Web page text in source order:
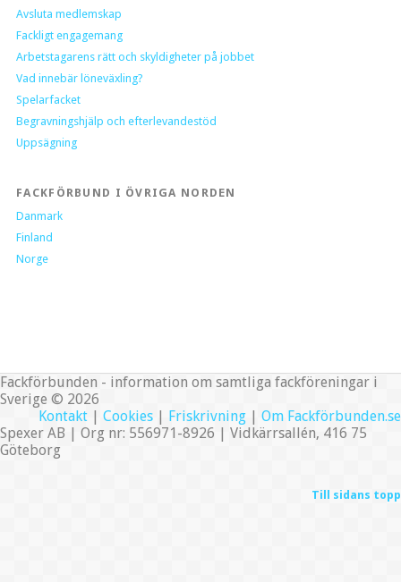
Avsluta medlemskap
Fackligt engagemang
Arbetstagarens rätt och skyldigheter på jobbet
Vad innebär löneväxling?
Spelarfacket
Begravningshjälp och efterlevandestöd
Uppsägning
FACKFÖRBUND I ÖVRIGA NORDEN
Danmark
Finland
Norge
Fackförbunden - information om samtliga fackföreningar i
Sverige © 2026
Kontakt | Cookies | Friskrivning | Om Fackförbunden.se
Spexer AB | Org nr: 556971-8926 | Vidkärrsallén, 416 75
Göteborg
Till sidans topp